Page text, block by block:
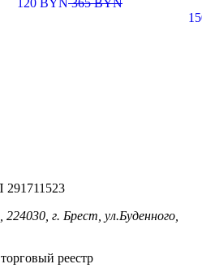
г. Брест, ул.Буденного,
реестр